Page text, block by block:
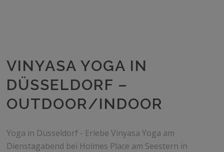
VINYASA YOGA IN
DÜSSELDORF –
OUTDOOR/INDOOR
Yoga in Düsseldorf - Erlebe Vinyasa Yoga am
Dienstagabend bei Holmes Place am Seestern in